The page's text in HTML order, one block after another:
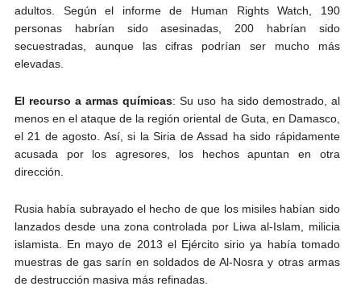
adultos. Según el informe de Human Rights Watch, 190
personas habrían sido asesinadas, 200 habrían sido
secuestradas, aunque las cifras podrían ser mucho más
elevadas.
El recurso a armas químicas: Su uso ha sido demostrado, al
menos en el ataque de la región oriental de Guta, en Damasco,
el 21 de agosto. Así, si la Siria de Assad ha sido rápidamente
acusada por los agresores, los hechos apuntan en otra
dirección.
Rusia había subrayado el hecho de que los misiles habían sido
lanzados desde una zona controlada por Liwa al-Islam, milicia
islamista. En mayo de 2013 el Ejército sirio ya había tomado
muestras de gas sarín en soldados de Al-Nosra y otras armas
de destrucción masiva más refinadas.